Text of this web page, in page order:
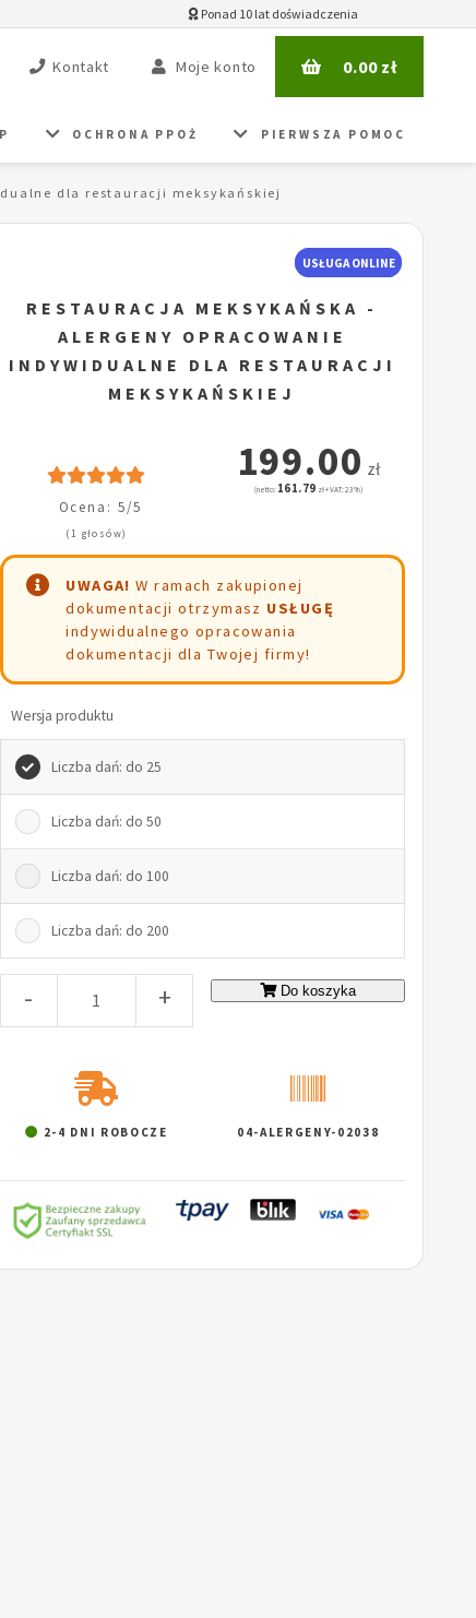
Ponad 10 lat doświadczenia
Kontakt Moje konto 0.00zł
OCHRONA PPOŻ PIERWSZA POMOC
dla restauracji meksykańskiej
USŁUGA ONLINE
RESTAURACJA MEKSYKAŃSKA -
ALERGENY OPRACOWANIE
INDYWIDUALNE DLA RESTAURACJI
MEKSYKAŃSKIEJ
Ocena: 5/5
(1 głosów)
199.00 zł
(netto: 161.79 zł + VAT: 23%)
UWAGA! W ramach zakupionej
dokumentacji otrzymasz USŁUGĘ
indywidualnego opracowania
dokumentacji dla Twojej firmy!
Wersja produktu
Liczba dań: do 25
Liczba dań: do 50
Liczba dań: do 100
Liczba dań: do 200
- + Do koszyka
2-4 DNI ROBOCZE 04-ALERGENY-02038